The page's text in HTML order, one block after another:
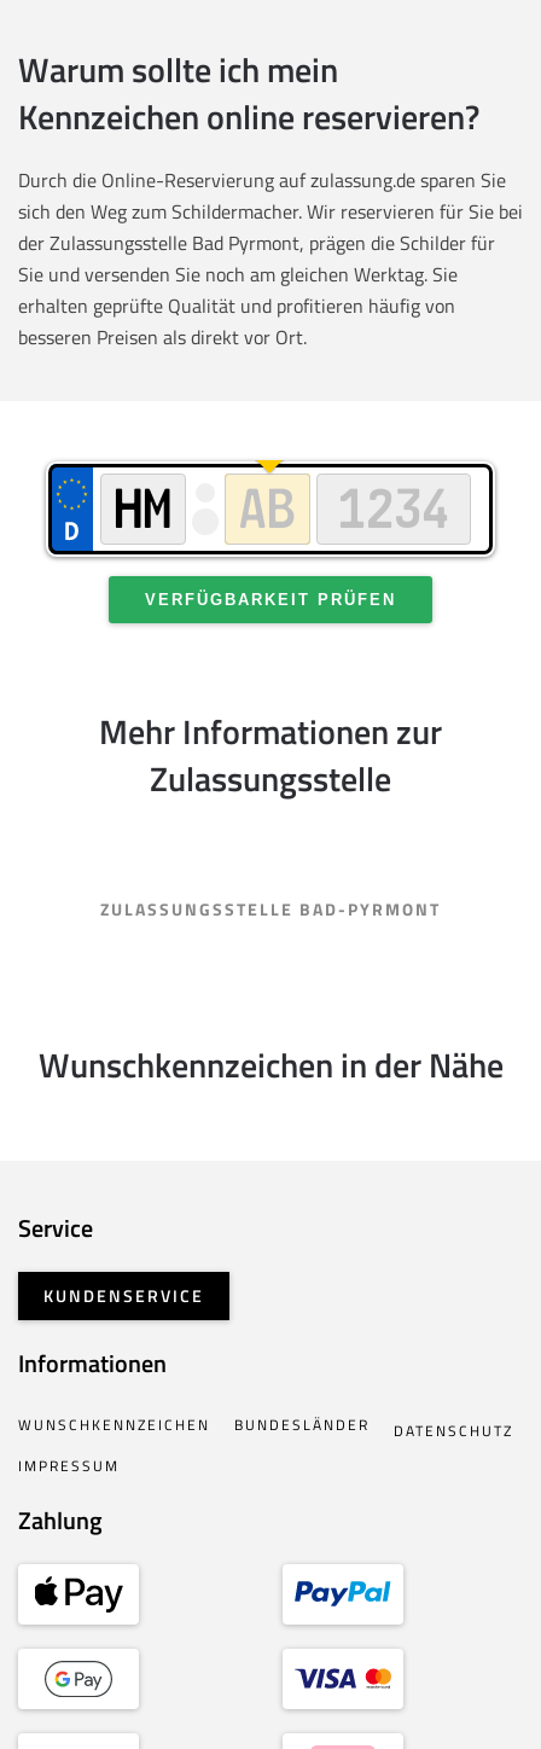
Warum sollte ich mein
Kennzeichen online reservieren?
Durch die Online-Reservierung auf zulassung.de sparen Sie
sich den Weg zum Schildermacher. Wir reservieren für Sie bei
der Zulassungsstelle Bad Pyrmont, prägen die Schilder für
Sie und versenden Sie noch am gleichen Werktag. Sie
erhalten geprüfte Qualität und profitieren häufig von
besseren Preisen als direkt vor Ort.
VERFÜGBARKEIT PRÜFEN
Mehr Informationen zur
Zulassungsstelle
ZULASSUNGSSTELLE BAD-PYRMONT
Wunschkennzeichen in der Nähe
Service
KUNDENSERVICE
Informationen
WUNSCHKENNZEICHEN BUNDESLÄNDER
DATENSCHUTZ
IMPRESSUM
Zahlung